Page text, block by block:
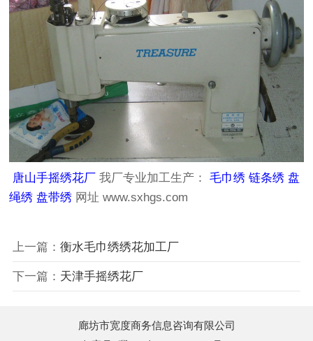
唐山手摇绣花厂 我厂专业加工生产：毛巾绣 链条绣 盘
绳绣 盘带绣 网址www.sxhgs.com
上一篇： 衡水毛巾绣绣花加工厂
下一篇： 天津手摇绣花厂
廊坊市宽度商务信息咨询有限公司